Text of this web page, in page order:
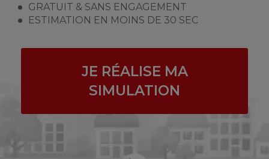
GRATUIT & SANS ENGAGEMENT
ESTIMATION EN MOINS DE 30 SEC
JE RÉALISE MA
SIMULATION